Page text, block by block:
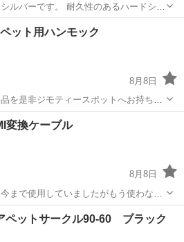
ルバーです。 耐久性のあるハードシェ
な4輪タイプのキャリーケースです。
能です。 動作に問題ありません。 幅
その他
ット用ハンモック
8月8日
是非ジモティースポットへお持ち込
ポーツ・レジャー用品、こども用品、
本、CD・DVDなどが無料でまとめて持
ハンモック
変換ケーブル
8月8日
譲り致します。 出品するまでは特に問
、中古品であるため、3Nでお願い致し
その他
ペットサークル90-60 ブラック